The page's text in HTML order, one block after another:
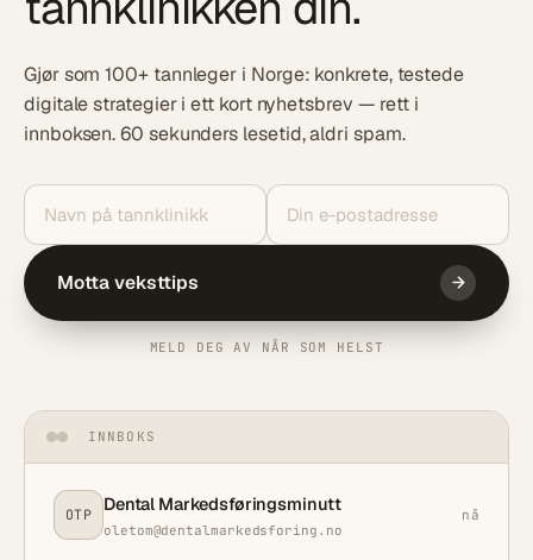
Gjør som 100+ tannleger i Norge: konkrete, testede
digitale strategier i ett kort nyhetsbrev — rett i
innboksen. 60 sekunders lesetid, aldri spam.
Motta veksttips
MELD DEG AV NÅR SOM HELST
INNBOKS
OTP Dental Markedsføringsminutt
oletom@dentalmarkedsforing.no
nå